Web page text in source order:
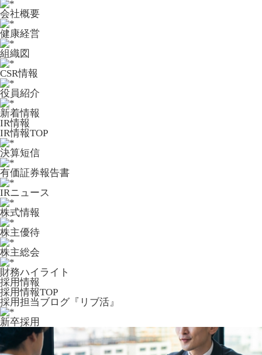
会社概要
健康経営
組織図
CSR情報
役員紹介
新着情報
IR情報
IR情報TOP
決算短信
有価証券報告書
IRニュース
株式情報
株主優待
株主総会
財務ハイライト
採用情報
採用情報TOP
採用担当ブログ『リブ活』
新卒採用